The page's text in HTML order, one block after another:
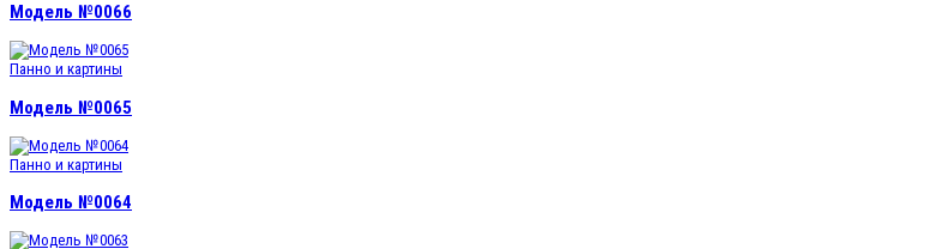
Модель №0066
Панно и картины
Модель №0065
Панно и картины
Модель №0064